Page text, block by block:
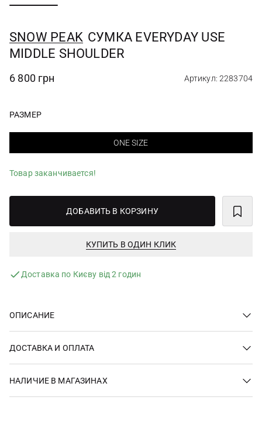
SNOW PEAK СУМКА EVERYDAY USE
MIDDLE SHOULDER
6 800 грн Артикул: 2283704
РАЗМЕР
ONE SIZE
Товар заканчивается!
ДОБАВИТЬ В КОРЗИНУ
КУПИТЬ В ОДИН КЛИК
Доставка по Києву від 2 годин
ОПИСАНИЕ
ДОСТАВКА И ОПЛАТА
НАЛИЧИЕ В МАГАЗИНАХ